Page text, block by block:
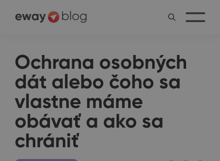
Ochrana osobných
dát alebo čoho sa
vlastne máme
obávať a ako sa
chrániť